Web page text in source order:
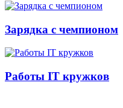
Зарядка с чемпионом
Работы IT кружков